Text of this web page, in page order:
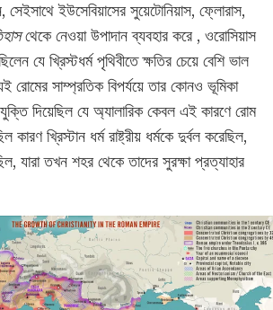
সেইসাথে ইউসেবিয়াসের সুয়েটোনিয়াস, ফ্লোরাস,
থেকে নেওয়া উপাদান ব্যবহার করে , ওরোসিয়াস
যে খ্রিস্টধর্ম পৃথিবীতে ক্ষতির চেয়ে বেশি ভাল
সাম্প্রতিক বিপর্যয়ে তার কোনও ভূমিকা
দিয়েছিল যে অ্যালারিক কেবল এই কারণে রোম
খ্রিস্টান ধর্ম রাষ্ট্রীয় ধর্মকে দুর্বল করেছিল,
যারা তখন শহর থেকে তাদের সুরক্ষা প্রত্যাহার